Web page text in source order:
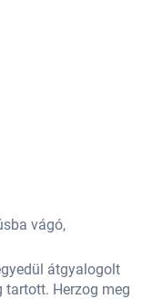
vágó,
átgyalogolt
tartott. Herzog meg